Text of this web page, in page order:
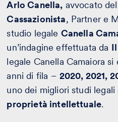
Arlo Canella, avvocato
Cassazionista, Partner e
studio legale Canella
un’indagine effettuata da
legale Canella Camaiora
anni di fila – 2020, 2021,
uno dei migliori studi legali
proprietà intellettuale.